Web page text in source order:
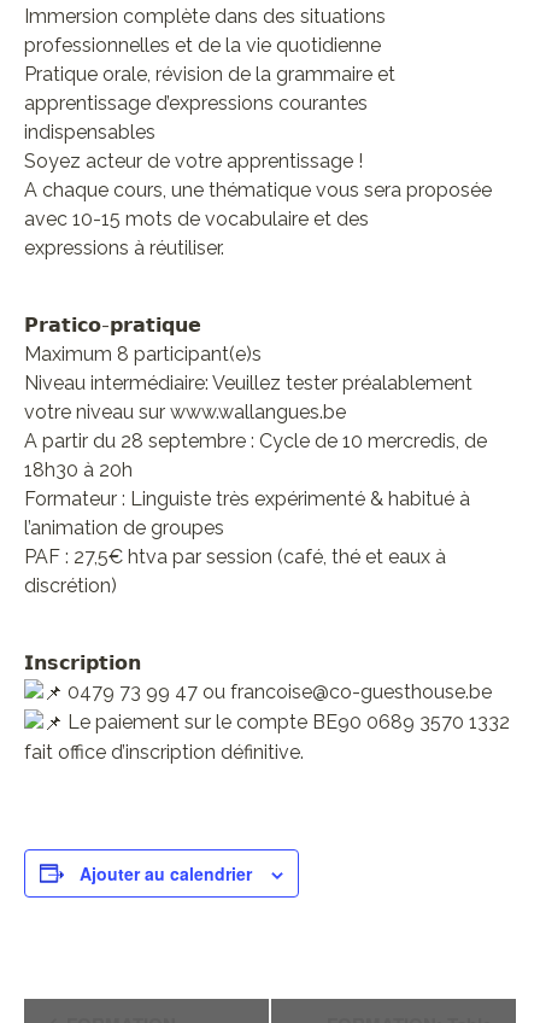
Immersion complète dans des situations
professionnelles et de la vie quotidienne
Pratique orale, révision de la grammaire et
apprentissage d’expressions courantes
indispensables
Soyez acteur de votre apprentissage !
A chaque cours, une thématique vous sera proposée
avec 10-15 mots de vocabulaire et des
expressions à réutiliser.
𝗣𝗿𝗮𝘁𝗶𝗰𝗼-𝗽𝗿𝗮𝘁𝗶𝗾𝘂𝗲
Maximum 8 participant(e)s
Niveau intermédiaire: Veuillez tester préalablement
votre niveau sur www.wallangues.be
A partir du 28 septembre : Cycle de 10 mercredis, de
18h30 à 20h
Formateur : Linguiste très expérimenté & habitué à
l’animation de groupes
PAF : 27,5€ htva par session (café, thé et eaux à
discrétion)
𝗜𝗻𝘀𝗰𝗿𝗶𝗽𝘁𝗶𝗼𝗻
0479 73 99 47 ou francoise@co-guesthouse.be
Le paiement sur le compte BE90 0689 3570 1332
fait office d’inscription définitive.
Ajouter au calendrier